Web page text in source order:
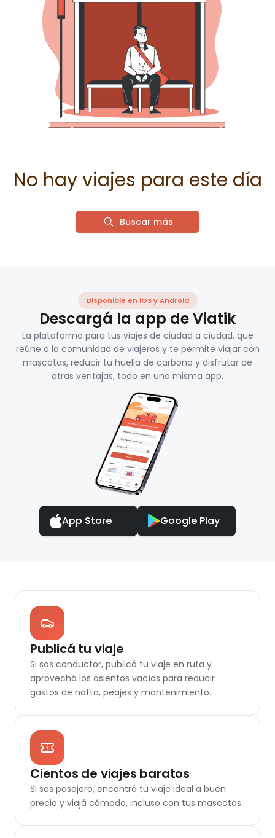
No hay viajes para este día
Buscar más
Disponible en iOS y Android
Descargá la app de Viatik
La plataforma para tus viajes de ciudad a ciudad, que
reúne a la comunidad de viajeros y te permite viajar con
mascotas, reducir tu huella de carbono y disfrutar de
otras ventajas, todo en una misma app.
App Store Google Play
Publicá tu viaje
Si sos conductor, publicá tu viaje en ruta y
aprovechá los asientos vacíos para reducir
gastos de nafta, peajes y mantenimiento.
Cientos de viajes baratos
Si sos pasajero, encontrá tu viaje ideal a buen
precio y viajá cómodo, incluso con tus mascotas.